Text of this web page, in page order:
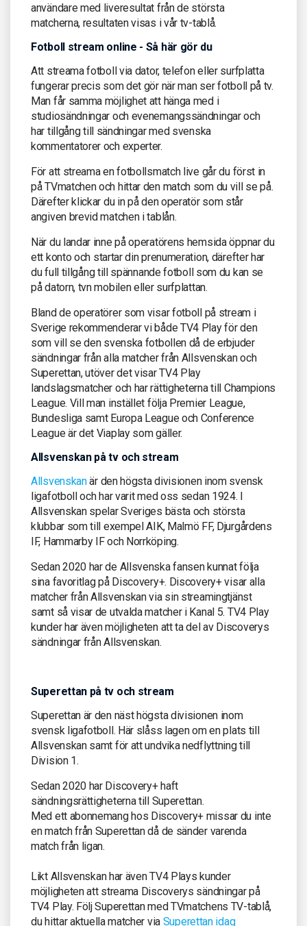
användare med liveresultat från de största
matcherna, resultaten visas i vår tv-tablå.
Fotboll stream online - Så här gör du
Att streama fotboll via dator, telefon eller surfplatta
fungerar precis som det gör när man ser fotboll på tv.
Man får samma möjlighet att hänga med i
studiosändningar och evenemangssändningar och
har tillgång till sändningar med svenska
kommentatorer och experter.
För att streama en fotbollsmatch live går du först in
på TVmatchen och hittar den match som du vill se på.
Därefter klickar du in på den operatör som står
angiven brevid matchen i tablån.
När du landar inne på operatörens hemsida öppnar du
ett konto och startar din prenumeration, därefter har
du full tillgång till spännande fotboll som du kan se
på datorn, tvn mobilen eller surfplattan.
Bland de operatörer som visar fotboll på stream i
Sverige rekommenderar vi både TV4 Play för den
som vill se den svenska fotbollen då de erbjuder
sändningar från alla matcher från Allsvenskan och
Superettan, utöver det visar TV4 Play
landslagsmatcher och har rättigheterna till Champions
League. Vill man instället följa Premier League,
Bundesliga samt Europa League och Conference
League är det Viaplay som gäller.
Allsvenskan på tv och stream
Allsvenskanär den högsta divisionen inom svensk
ligafotboll och har varit med oss sedan 1924. I
Allsvenskan spelar Sveriges bästa och största
klubbar som till exempel AIK, Malmö FF, Djurgårdens
IF, Hammarby IF och Norrköping.
Sedan 2020 har de Allsvenska fansen kunnat följa
sina favoritlag på Discovery+. Discovery+ visar alla
matcher från Allsvenskan via sin streamingtjänst
samt så visar de utvalda matcher i Kanal 5. TV4 Play
kunder har även möjligheten att ta del av Discoverys
sändningar från Allsvenskan.
Superettan på tv och stream
Superettan är den näst högsta divisionen inom
svensk ligafotboll. Här slåss lagen om en plats till
Allsvenskan samt för att undvika nedflyttning till
Division 1.
Sedan 2020 har Discovery+ haft
sändningsrättigheterna till Superettan.
Med ett abonnemang hos Discovery+ missar du inte
en match från Superettan då de sänder varenda
match från ligan.
Likt Allsvenskan har även TV4 Plays kunder
möjligheten att streama Discoverys sändningar på
TV4 Play. Följ Superettan med TVmatchens TV-tablå,
du hittar aktuella matcher via Superettan idag